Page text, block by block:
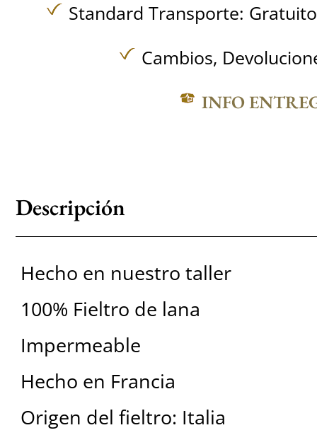
Standard Transporte:
Cambios,
INFO
Descripción
Hecho en nuestro taller
100% Fieltro de lana
Impermeable
Hecho en Francia
Origen del fieltro: Italia